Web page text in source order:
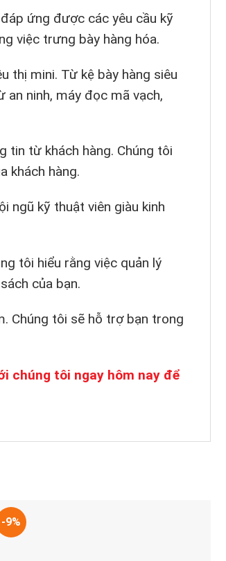
ứng được các yêu cầu kỹ
việc trưng bày hàng hóa.
thị mini. Từ kệ bày hàng siêu
an ninh, máy đọc mã vạch,
tin từ khách hàng. Chúng tôi
khách hàng.
ngũ kỹ thuật viên giàu kinh
tôi hiểu rằng việc quản lý
của bạn.
Chúng tôi sẽ hỗ trợ bạn trong
chúng tôi ngay hôm nay để
-9%